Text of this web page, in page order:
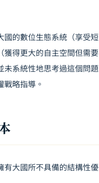
國的數位生態系統（享受短
得更大的自主空間但需要
系統性地思考過這個問題
略指導。
有大國所不具備的結構性優